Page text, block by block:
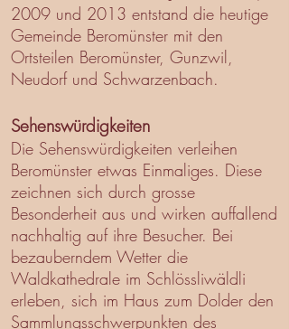
2009 und 2013 entstand die heutige
Gemeinde Beromünster mit den
Ortsteilen Beromünster, Gunzwil,
Neudorf und Schwarzenbach.
Sehenswürdigkeiten
Die Sehenswürdigkeiten verleihen
Beromünster etwas Einmaliges. Diese
zeichnen sich durch grosse
Besonderheit aus und wirken auffallend
nachhaltig auf ihre Besucher. Bei
bezauberndem Wetter die
Waldkathedrale im Schlössliwäldli
erleben, sich im Haus zum Dolder den
Sammlungsschwerpunkten des